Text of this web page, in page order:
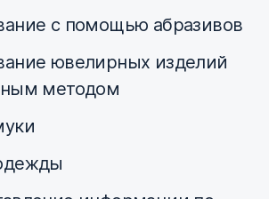
с помощью абразивов
ювелирных изделий
методом